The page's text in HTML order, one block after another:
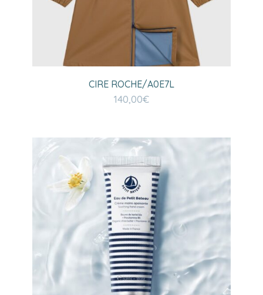
CIRE ROCHE/A0E7L
140,00€